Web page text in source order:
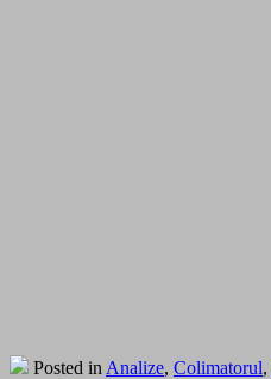
Posted in Analize, Colimatorul,